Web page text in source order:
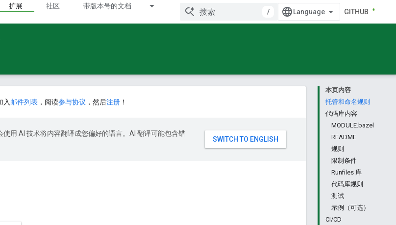
扩展 社区 带版本号的文档
/ GITHUB
本页内容
托管和命名规则
代码库内容
MODULE.bazel
README
规则
限制条件
Runfiles 库
代码库规则
测试
示例（可选）
CI/CD
入 邮件列表 ，阅读参与协议 ，然后注册 ！
使用 AI 技术将内容翻译成您偏好的语言。AI 翻译可能包含错